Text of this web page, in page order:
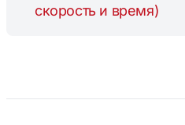
скорость и время)